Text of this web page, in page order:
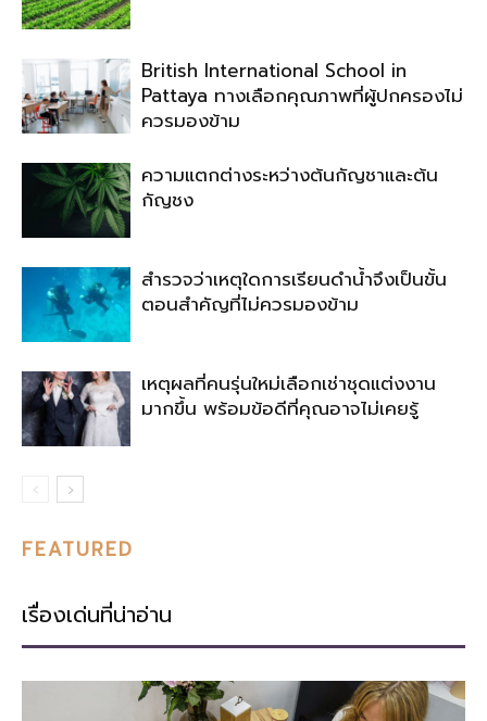
British International School in
Pattaya ทางเลือกคุณภาพที่ผู้ปกครองไม่
ควรมองข้าม
ความแตกต่างระหว่างต้นกัญชาและต้น
กัญชง
สำรวจว่าเหตุใดการเรียนดำน้ำจึงเป็นขั้น
ตอนสำคัญที่ไม่ควรมองข้าม
เหตุผลที่คนรุ่นใหม่เลือกเช่าชุดแต่งงาน
มากขึ้น พร้อมข้อดีที่คุณอาจไม่เคยรู้
FEATURED
เรื่องเด่นที่น่าอ่าน